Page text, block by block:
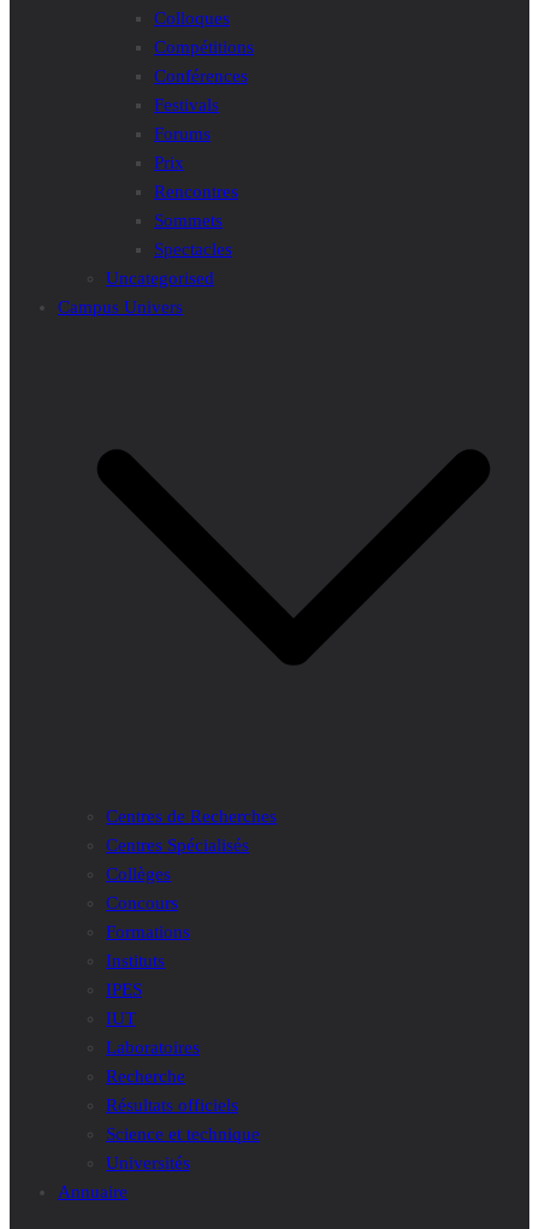
Colloques
Compétitions
Conférences
Festivals
Forums
Prix
Rencontres
Sommets
Spectacles
Uncategorised
Campus Univers
Centres de Recherches
Centres Spécialisés
Collèges
Concours
Formations
Instituts
IPES
IUT
Laboratoires
Recherche
Résultats officiels
Science et technique
Universités
Annuaire